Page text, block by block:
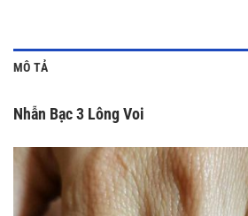
MÔ TẢ
Nhẫn Bạc 3 Lông Voi